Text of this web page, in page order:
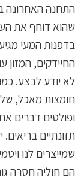
התחנה האחרונה
שהוא דוחף את
בדפנות המעי
החיידקים, המזון
לא יודע לבצע. כמו
חומצות מאכל,
ופולטים דברים
תזונתיים
שמייצרים לנו
הם חוליה חסרה